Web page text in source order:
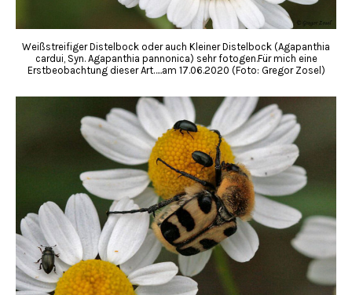
Weißstreifiger Distelbock oder auch Kleiner Distelbock (Agapanthia
cardui, Syn. Agapanthia pannonica) sehr fotogen.Für mich eine
Erstbeobachtung dieser Art…..am 17.06.2020 (Foto: Gregor Zosel)